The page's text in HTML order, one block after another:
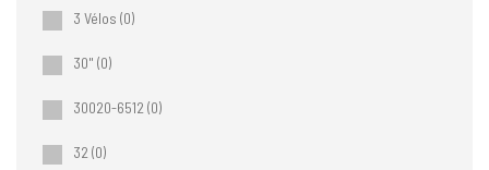
3 Vélos (0)
30" (0)
30020-6512 (0)
32 (0)